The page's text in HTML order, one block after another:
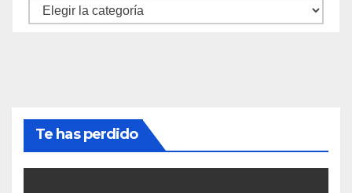
Categorías
Te has perdido